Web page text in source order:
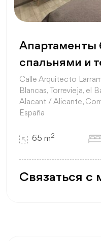
Апартаменты
спальнями и
Calle Arquitecto
Blancas, Torrevieja, el
Alacant / Alicante,
España
65 m2
Связаться